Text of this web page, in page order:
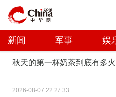
新闻 军事 娱
秋天的第一杯奶茶到底有多
2026-08-07 22:27:33